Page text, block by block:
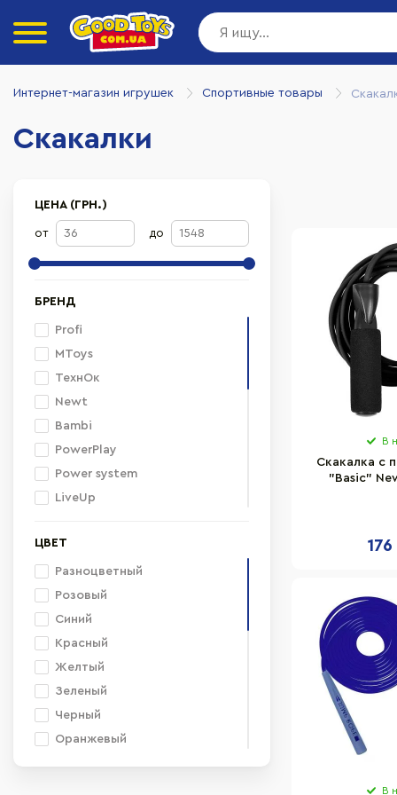
Интернет-магазин игрушек Спортивные товары
Скакалки
ЦЕНА (ГРН.)
от до
БРЕНД
Profi
MToys
ТехнОк
Newt
Bambi
PowerPlay
Power system
LiveUp
Cornix
Adidas
EasyFit
Nike
Way4you
Everlast
Sveltus
MadMax
inSPORTline
ЦВЕТ
Разноцветный
Розовый
Синий
Красный
Желтый
Зеленый
Черный
Оранжевый
В
Скакалка c
"Basic"
В